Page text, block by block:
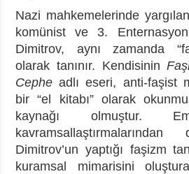
Nazi mahkemelerinde
komünist ve 3.
Dimitrov, aynı zamanda
olarak tanınır. Kendisinin
Cephe adlı eseri, anti-faşist
bir “el kitabı” olarak
kaynağı olmuştur.
Dimitrov’un yaptığı faşizm
kuramsal mimarisini